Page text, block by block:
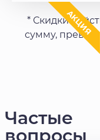
АКЦИЯ
* Скидки
сумму,
Частые
вопросы